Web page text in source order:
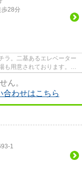
歩28分
ラ。二基あるエレベーター
も用意されております。15
ん。
合わせはこちら
1